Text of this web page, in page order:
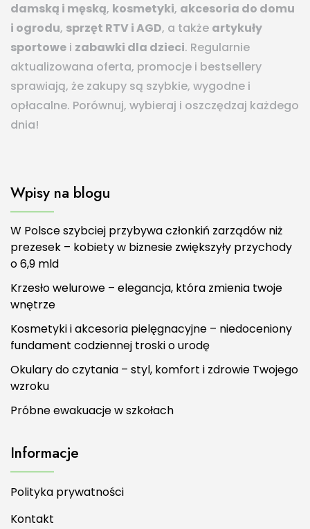
damską i męską, kosmetyki, akcesoria do domu
i ogrodu, sprzęt RTV i AGD, a także artykuły
sportowe i zabawki dla dzieci. Regularnie
aktualizowana oferta, promocje i bestsellery
sprawiają, że zakupy są szybkie, wygodne i
opłacalne. Porównuj, wybieraj i oszczędzaj każdego
dnia!
Wpisy na blogu
W Polsce szybciej przybywa członkiń zarządów niż
prezesek – kobiety w biznesie zwiększyły przychody
o 6,9 mld
Krzesło welurowe – elegancja, która zmienia twoje
wnętrze
Kosmetyki i akcesoria pielęgnacyjne – niedoceniony
fundament codziennej troski o urodę
Okulary do czytania – styl, komfort i zdrowie Twojego
wzroku
Próbne ewakuacje w szkołach
Informacje
Polityka prywatności
Kontakt